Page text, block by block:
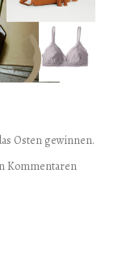
Osten gewinnen.
Kommentaren